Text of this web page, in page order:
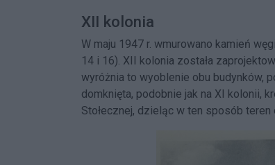
XII kolonia
W maju 1947 r. wmurowano kamień
14 i 16). XII kolonia została
wyróżnia to wyoblenie obu budynków,
domknięta, podobnie jak na XI kolonii,
Stołecznej, dzieląc w ten sposób